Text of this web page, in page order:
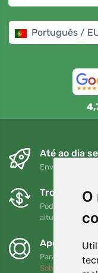
O
Português /
Até ao dia
Envio gratuito
Trocas e
Pode devolver
altura no prazo
Apoiamos a
Para cada
Sobre nós